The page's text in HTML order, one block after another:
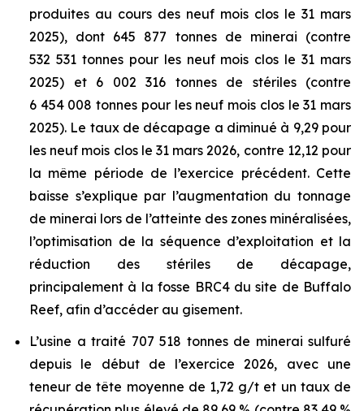
produites au cours des neuf mois clos le 31 mars
2025), dont 645 877 tonnes de minerai (contre
532 531 tonnes pour les neuf mois clos le 31 mars
2025) et 6 002 316 tonnes de stériles (contre
6 454 008 tonnes pour les neuf mois clos le 31 mars
2025). Le taux de décapage a diminué à 9,29 pour
les neuf mois clos le 31 mars 2026, contre 12,12 pour
la même période de l’exercice précédent. Cette
baisse s’explique par l’augmentation du tonnage
de minerai lors de l’atteinte des zones minéralisées,
l’optimisation de la séquence d’exploitation et la
réduction des stériles de décapage,
principalement à la fosse BRC4 du site de Buffalo
Reef, afin d’accéder au gisement.
L’usine a traité 707 518 tonnes de minerai sulfuré
depuis le début de l’exercice 2026, avec une
teneur de tête moyenne de 1,72 g/t et un taux de